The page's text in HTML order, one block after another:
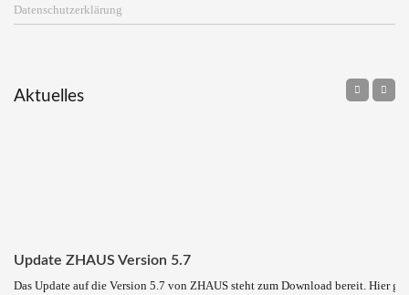
Datenschutzerklärung
Aktuelles
Update ZHAUS Version 5.7
Das Update auf die Version 5.7 von ZHAUS steht zum Download bereit. Hier